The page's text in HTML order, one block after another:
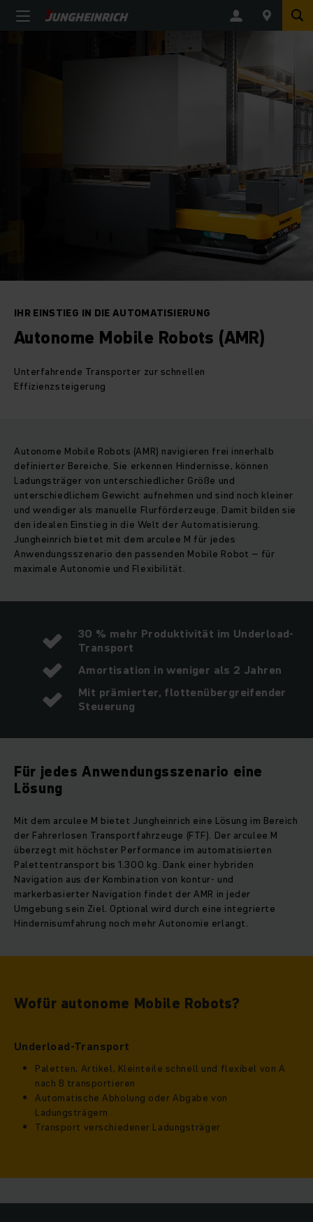
IHR EINSTIEG IN DIE AUTOMATISIERUNG
Autonome Mobile Robots (AMR)
Unterfahrende Transporter zur schnellen
Effizienzsteigerung
Autonome Mobile Robots (AMR) navigieren frei innerhalb
definierter Bereiche. Sie erkennen Hindernisse, können
Ladungsträger von unterschiedlicher Größe und
unterschiedlichem Gewicht aufnehmen und sind noch kleiner
und wendiger als manuelle Flurförderzeuge. Damit bilden sie
den idealen Einstieg in die Welt der Automatisierung.
Jungheinrich bietet mit dem arculee M für jedes
Anwendungsszenario den passenden Mobile Robot – für
maximale Autonomie und Flexibilität.
30 % mehr Produktivität im Underload-
Transport
Amortisation in weniger als 2 Jahren
Mit prämierter, flotten­übergreifender
Steuerung
Für jedes Anwendungsszenario eine
Lösung
Mit dem arculee M bietet Jungheinrich eine Lösung im Bereich
der Fahrerlosen Transportfahrzeuge (FTF). Der arculee M
überzegt mit höchster Performance im automatisierten
Palettentransport bis 1.300 kg. Dank einer hybriden
Navigation aus der Kombination von kontur- und
markerbasierter Navigation findet der AMR in jeder
Umgebung sein Ziel. Optional wird durch eine integrierte
Hindernisumfahrung noch mehr Autonomie erlangt.
Wofür autonome Mobile Robots?
Underload-Transport
Paletten, Artikel, Kleinteile schnell und flexibel von A
nach B transportieren
Automatische Abholung oder Abgabe von
Ladungsträgern
Transport verschiedener Ladungsträger